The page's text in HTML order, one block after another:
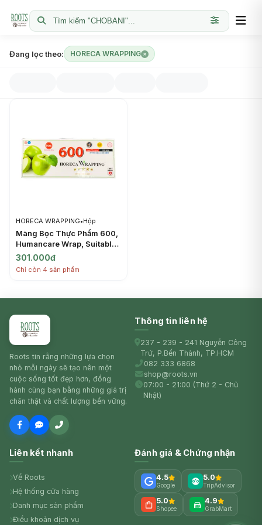
Tìm kiếm "CHOBANI"...
Đang lọc theo: HORECA WRAPPING
HORECA WRAPPING•Hộp
Màng Bọc Thực Phẩm 600,
Humancare Wrap, Suitable
for Microwave (30cm x
500m) - HORECA
301.000đ
Chỉ còn 4 sản phẩm
Roots tin rằng những lựa chọn
nhỏ mỗi ngày sẽ tạo nên một
cuộc sống tốt đẹp hơn, đồng
hành cùng bạn bằng những giá trị
chân thật và chất lượng bền vững.
Thông tin liên hệ
237 - 239 - 241 Nguyễn Công
Trứ, P.Bến Thành, TP.HCM
082 333 6868
shop@roots.vn
07:00 - 21:00 (Thứ 2 - Chủ
Nhật)
Liên kết nhanh
Về Roots
Hệ thống cửa hàng
Danh mục sản phẩm
Điều khoản dịch vụ
Đánh giá & Chứng nhận
4.5
Google
5.0
TripAdvisor
5.0
Shopee
4.9
GrabMart